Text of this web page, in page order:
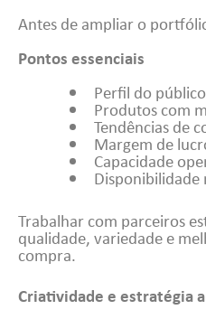
Antes de ampliar o
Pontos essenciais
Perfil do
Produtos com
Tendências de
Margem de
Capacidade
Disponibilidade
Trabalhar com parceiros
qualidade, variedade e
compra.
Criatividade e estratégia